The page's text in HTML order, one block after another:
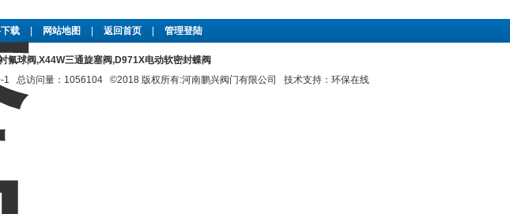
载 网站地图 返回首页 管理登陆
氟球阀,X44W三通旋塞阀,D971X电动软密封蝶阀
1 总访问量：1056104 ©2018 版权所有:河南鹏兴阀门有限公司 技术支持： 环保在线